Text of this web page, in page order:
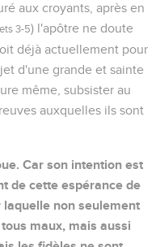
aux croyants, après en
3-5) l'apôtre ne doute
déjà actuellement pour
d'une grande et sainte
même, subsister au
auxquelles ils sont
Car son intention est
de cette espérance de
non seulement
maux, mais aussi